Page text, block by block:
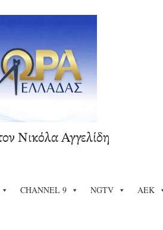
Νικόλα Αγγελίδη
CHANNEL 9 NGTV ΑΕΚ